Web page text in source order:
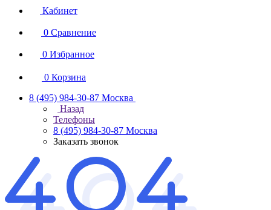
Кабинет
0 Сравнение
0 Избранное
0 Корзина
8 (495) 984-30-87 Москва
Назад
Телефоны
8 (495) 984-30-87 Москва
Заказать звонок